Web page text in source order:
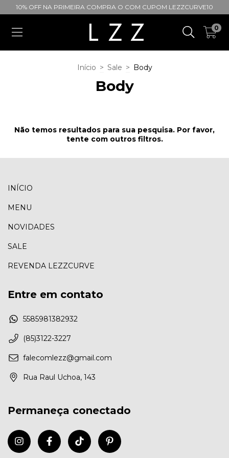
10% OFF NA PRIMEIRA COMPRA O COM CUPOM LEZZCURVE10
0
Início > Sale > Body
Body
Não temos resultados para sua pesquisa. Por favor,
tente com outros filtros.
INÍCIO
MENU
NOVIDADES
SALE
REVENDA LEZZCURVE
Entre em contato
5585981382932
(85)3122-3227
falecomlezz@gmail.com
Rua Raul Uchoa, 143
Permaneça conectado